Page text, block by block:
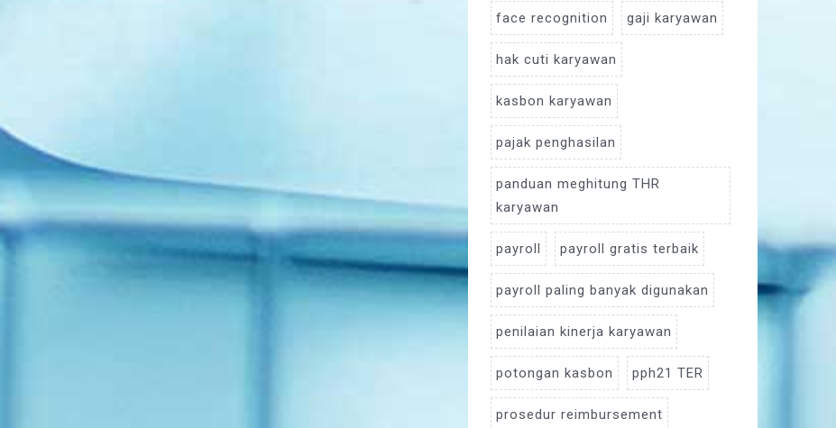
face recognition gaji karyawan
hak cuti karyawan
kasbon karyawan
pajak penghasilan
panduan meghitung THR
karyawan
payroll payroll gratis terbaik
payroll paling banyak digunakan
penilaian kinerja karyawan
potongan kasbon pph21 TER
prosedur reimbursement